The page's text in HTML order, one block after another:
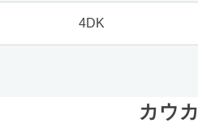
4DK
カウ